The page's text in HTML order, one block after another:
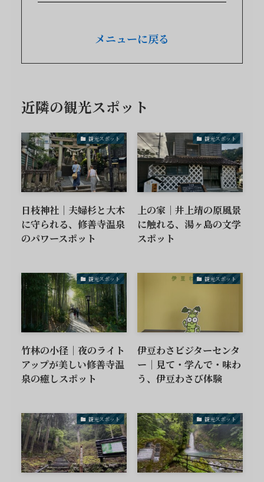
メニューに戻る
近隣の観光スポット
観光スポット
日枝神社｜夫婦杉と大木
に守られる、修善寺温泉
のパワースポット
観光スポット
上の家｜井上靖の原風景
に触れる、湯ヶ島の文学
スポット
観光スポット
竹林の小径｜夜のライト
アップが美しい修善寺温
泉の癒しスポット
観光スポット
伊豆わさビジターセンタ
ー｜見て・学んで・味わ
う、伊豆わさび体験
観光スポット 観光スポット